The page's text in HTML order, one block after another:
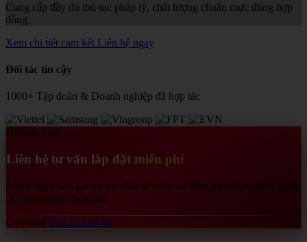
Cung cấp đầy đủ thủ tục pháp lý, chất lượng chuẩn mực đúng hợp
đồng.
Xem chi tiết cam kết Liên hệ ngay
Đối tác tin cậy
1000+ Tập đoàn & Doanh nghiệp đã hợp tác
Hotline 24/7
Liên hệ tư vấn lắp đặt miễn phí
Nhận ngay báo giá tối ưu nhất & khảo sát thiết kế bản vẽ phối cảnh
3D hoàn toàn miễn phí.
Gọi ngay 034.232.44.88